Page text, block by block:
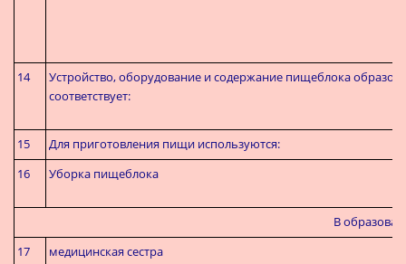
14
Устройство, оборудование и содержание пищеблока
соответствует:
15
Для приготовления пищи используются:
16
Уборка пищеблока
В
17
медицинская сестра